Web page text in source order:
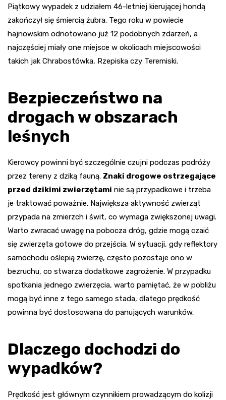
Piątkowy wypadek z udziałem 46-letniej kierującej hondą
zakończył się śmiercią żubra. Tego roku w powiecie
hajnowskim odnotowano już 12 podobnych zdarzeń, a
najczęściej miały one miejsce w okolicach miejscowości
takich jak Chrabostówka, Rzepiska czy Teremiski.
Bezpieczeństwo na
drogach w obszarach
leśnych
Kierowcy powinni być szczególnie czujni podczas podróży
przez tereny z dziką fauną. Znaki drogowe ostrzegające
przed dzikimi zwierzętami nie są przypadkowe i trzeba
je traktować poważnie. Największa aktywność zwierząt
przypada na zmierzch i świt, co wymaga zwiększonej uwagi.
Warto zwracać uwagę na pobocza dróg, gdzie mogą czaić
się zwierzęta gotowe do przejścia. W sytuacji, gdy reflektory
samochodu oślepią zwierzę, często pozostaje ono w
bezruchu, co stwarza dodatkowe zagrożenie. W przypadku
spotkania jednego zwierzęcia, warto pamiętać, że w pobliżu
mogą być inne z tego samego stada, dlatego prędkość
powinna być dostosowana do panujących warunków.
Dlaczego dochodzi do
wypadków?
Prędkość jest głównym czynnikiem prowadzącym do kolizji